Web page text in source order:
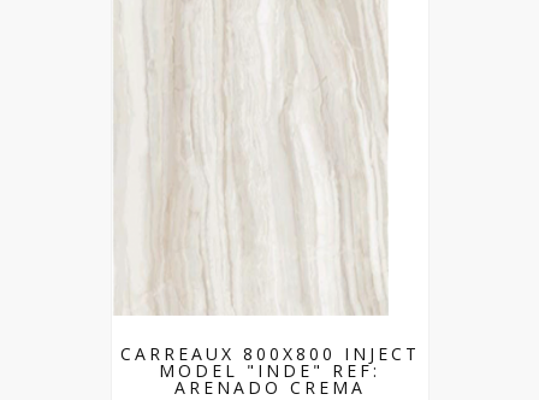
CARREAUX 800X800 INJECT
MODEL "INDE" REF:
ARENADO CREMA